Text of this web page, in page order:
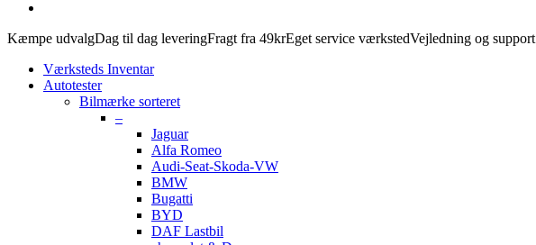
Kæmpe udvalgDag til dag leveringFragt fra 49krEget service værkstedVejledning og support
Værksteds Inventar
Autotester
Bilmærke sorteret
–
Jaguar
Alfa Romeo
Audi-Seat-Skoda-VW
BMW
Bugatti
BYD
DAF Lastbil